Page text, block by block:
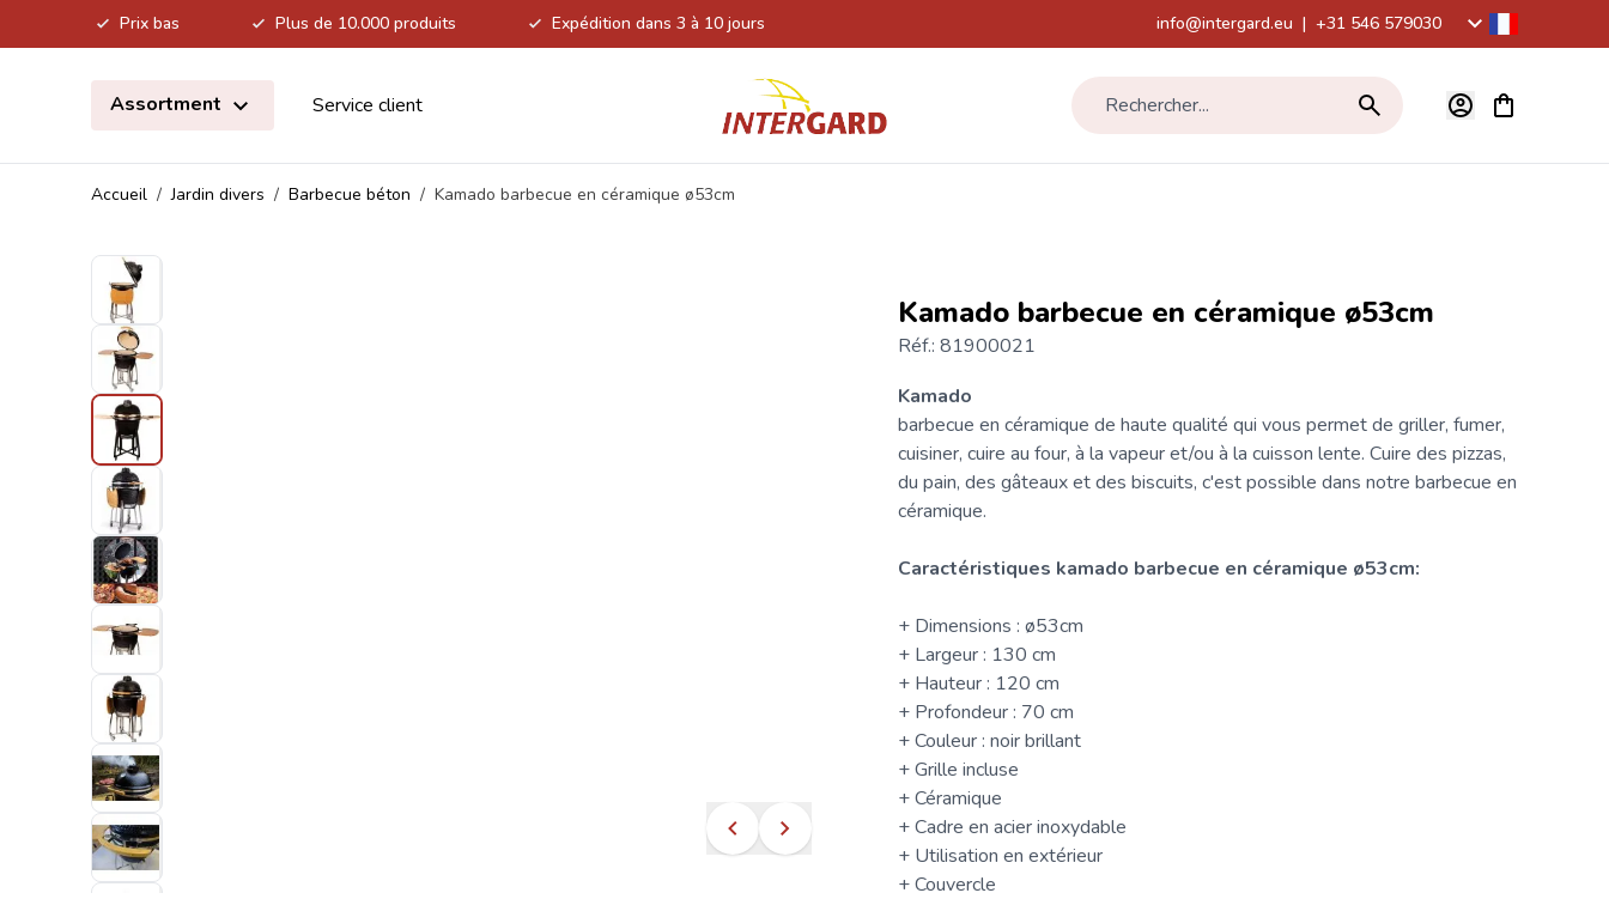
Prix bas Plus de 10.000 produits Expédition dans 3 à 10 jours info@intergard.eu | +31 546 579030
Assortment
Service client Rechercher... Voir le
Accueil / Jardin divers / Barbecue béton / Kamado barbecue en céramique ø53cm
Kamado barbecue en céramique ø53cm
Réf.: 81900021
Kamado
barbecue en céramique de haute qualité qui vous permet de griller, fumer,
cuisiner, cuire au four, à la vapeur et/ou à la cuisson lente. Cuire des pizzas,
du pain, des gâteaux et des biscuits, c'est possible dans notre barbecue en
céramique.
Caractéristiques kamado barbecue en céramique ø53cm:
+ Dimensions : ø53cm
+ Largeur : 130 cm
+ Hauteur : 120 cm
+ Profondeur : 70 cm
+ Couleur : noir brillant
+ Grille incluse
+ Céramique
+ Cadre en acier inoxydable
+ Utilisation en extérieur
+ Couvercle